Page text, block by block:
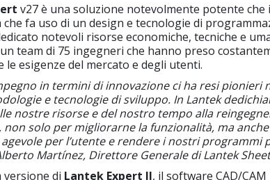
v27 è una soluzione notevolmente potente che
fa uso di un design e tecnologie di
notevoli risorse economiche, tecniche e
team di 75 ingegneri che hanno preso
le esigenze del mercato e degli utenti.
in termini di innovazione ci ha resi pionieri
e tecnologie di sviluppo. In Lantek
nostre risorse e del nostro tempo alla
solo per migliorarne la funzionalità, ma
per l’utente e rendere i nostri programmi
Martínez, Direttore Generale di Lantek
versione di Lantek Expert II, il software CAD/